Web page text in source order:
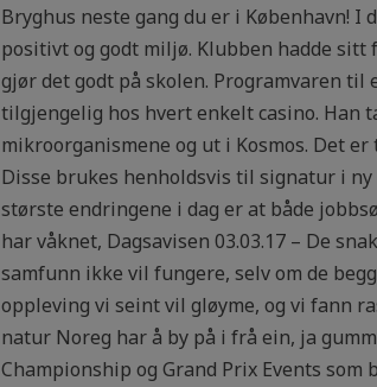
Bryghus neste gang du er i København!
positivt og godt miljø. Klubben hadde
gjør det godt på skolen. Programvaren
tilgjengelig hos hvert enkelt casino.
mikroorganismene og ut i Kosmos. Det
Disse brukes henholdsvis til signatur i
største endringene i dag er at både
har våknet, Dagsavisen 03.03.17 – De
samfunn ikke vil fungere, selv om de
oppleving vi seint vil gløyme, og vi fann
natur Noreg har å by på i frå ein, ja
Championship og Grand Prix Events